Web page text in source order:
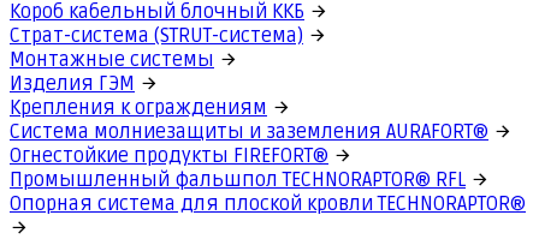
Короб кабельный блочный ККБ
Страт-система (STRUT-система)
Монтажные системы
Изделия ГЭМ
Крепления к ограждениям
Система молниезащиты и заземления AURAFORT®
Огнестойкие продукты FIREFORT®
Промышленный фальшпол TECHNORAPTOR® RFL
Опорная система для плоской кровли TECHNORAPTOR®